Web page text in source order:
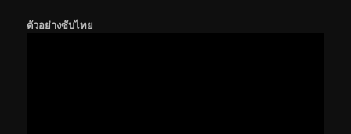
ตัวอย่างซับไทย